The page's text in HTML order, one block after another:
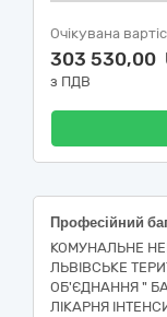
Очікувана
303 530,00
з ПДВ
КОМУНАЛЬНЕ
ЛЬВІВСЬКЕ
ОБ'ЄДНАННЯ "
ЛІКАРНЯ